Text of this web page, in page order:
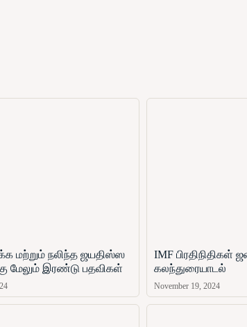
மற்றும் நலிந்த ஜயதிஸ்ஸ
மேலும் இரண்டு பதவிகள்
IMF பிரதிநிதிகள்
கலந்துரையாடல்
November 19, 2024